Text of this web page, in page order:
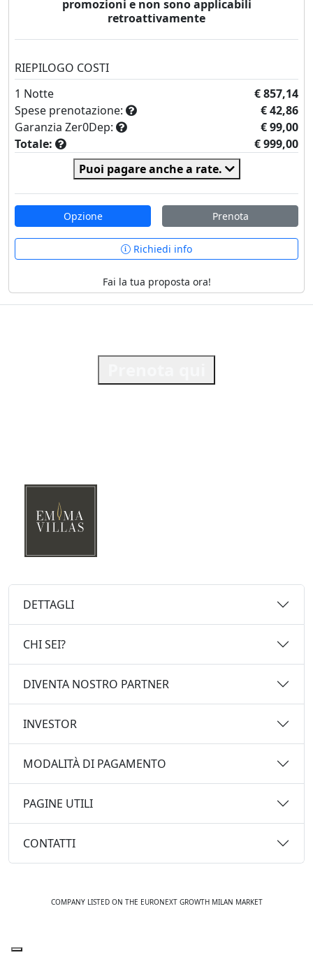
promozioni e non sono applicabili
retroattivamente
RIEPILOGO COSTI
1 Notte
€ 857,14
Spese prenotazione:
€ 42,86
Garanzia Zer0Dep:
€ 99,00
Totale:
€ 999,00
Puoi pagare anche a rate.
Opzione Prenota
Richiedi info
Fai la tua proposta ora!
DETTAGLI
CHI SEI?
DIVENTA NOSTRO PARTNER
INVESTOR
MODALITÀ DI PAGAMENTO
PAGINE UTILI
CONTATTI
COMPANY LISTED ON THE EURONEXT GROWTH MILAN MARKET